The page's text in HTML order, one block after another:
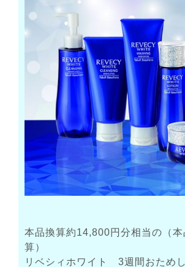
本品換算約14,800円分相当の（
算）
リベシィホワイト 3週間おため